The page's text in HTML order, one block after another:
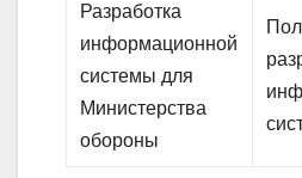
Разработка
информационной
системы для
Министерства
обороны